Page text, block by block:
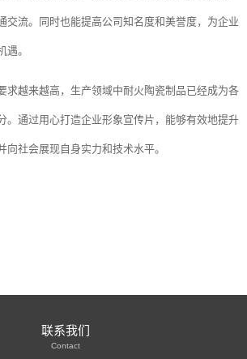
交流。同时也能提高公司知名度和美誉度，为企业
遇。
求越来越高，生产领域中耐火陶瓷制品已经成为各
。通过用心打造企业形象宣传片，能够有效地提升
向社会展现自身实力和技术水平。
联系我们
Contact